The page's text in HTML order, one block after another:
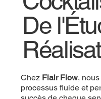
De
Chez Flair Flow,
processus fluide et